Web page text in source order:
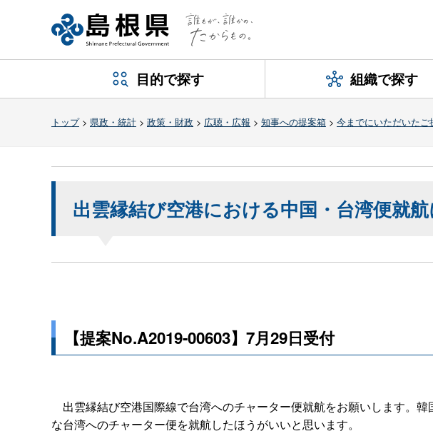
目的で探す 組織で探す
トップ> 県政・統計 > 政策・財政 > 広聴・広報 > 知事への提案箱 > 今までにいただいたご
出雲縁結び空港における中国・台湾便就
【提案No.A2019-00603】7月29日受付
出雲縁結び空港国際線で台湾へのチャーター便就航をお願いします。
な台湾へのチャーター便を就航したほうがいいと思います。